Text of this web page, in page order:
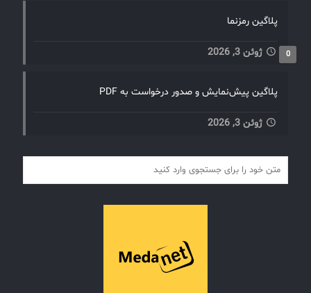
پلاگین رمزنما
ژوئن 3, 2026 0
پلاگین پیش‌نمایش و صدور درخواست به PDF
ژوئن 3, 2026